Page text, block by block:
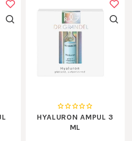
HYALURON AMPUL 3
ML